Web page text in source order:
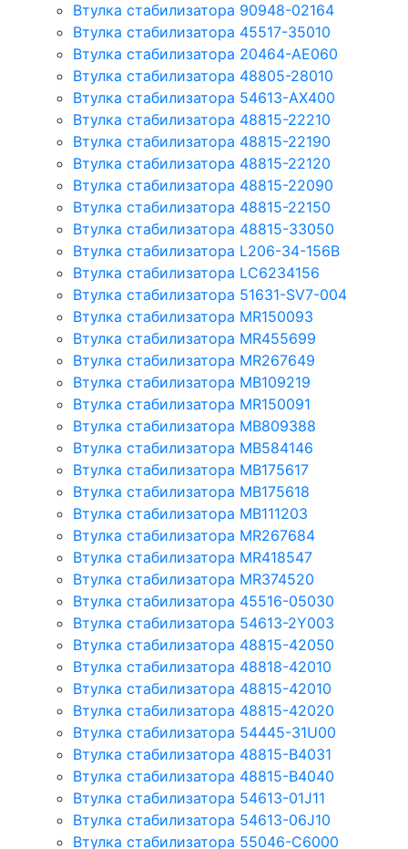
Втулка стабилизатора 90948-02164
Втулка стабилизатора 45517-35010
Втулка стабилизатора 20464-AE060
Втулка стабилизатора 48805-28010
Втулка стабилизатора 54613-AX400
Втулка стабилизатора 48815-22210
Втулка стабилизатора 48815-22190
Втулка стабилизатора 48815-22120
Втулка стабилизатора 48815-22090
Втулка стабилизатора 48815-22150
Втулка стабилизатора 48815-33050
Втулка стабилизатора L206-34-156B
Втулка стабилизатора LC6234156
Втулка стабилизатора 51631-SV7-004
Втулка стабилизатора MR150093
Втулка стабилизатора MR455699
Втулка стабилизатора MR267649
Втулка стабилизатора MB109219
Втулка стабилизатора MR150091
Втулка стабилизатора MB809388
Втулка стабилизатора MB584146
Втулка стабилизатора MB175617
Втулка стабилизатора MB175618
Втулка стабилизатора MB111203
Втулка стабилизатора MR267684
Втулка стабилизатора MR418547
Втулка стабилизатора MR374520
Втулка стабилизатора 45516-05030
Втулка стабилизатора 54613-2Y003
Втулка стабилизатора 48815-42050
Втулка стабилизатора 48818-42010
Втулка стабилизатора 48815-42010
Втулка стабилизатора 48815-42020
Втулка стабилизатора 54445-31U00
Втулка стабилизатора 48815-B4031
Втулка стабилизатора 48815-B4040
Втулка стабилизатора 54613-01J11
Втулка стабилизатора 54613-06J10
Втулка стабилизатора 55046-C6000